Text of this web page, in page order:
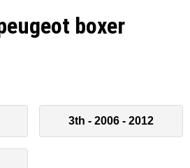
boxer
3th - 2006 - 2012